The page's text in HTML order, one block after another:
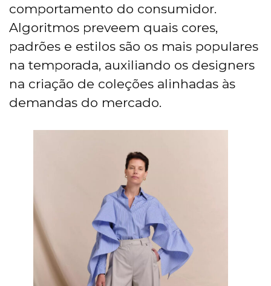
comportamento do consumidor.
Algoritmos preveem quais cores,
padrões e estilos são os mais populares
na temporada, auxiliando os designers
na criação de coleções alinhadas às
demandas do mercado.